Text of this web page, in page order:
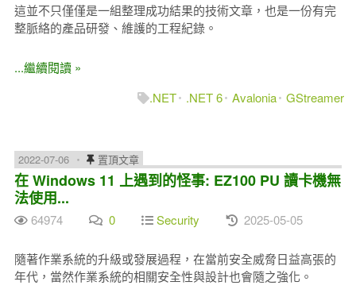
這並不只僅僅是一組整理成功結果的技術文章，也是一份有完
整脈絡的產品研發、維護的工程紀錄。
...繼續閱讀 »
.NET
.NET 6 Avalonia GStreamer
2022-07-06 置頂文章
在 Windows 11 上遇到的怪事: EZ100 PU 讀卡機無
法使用...
64974 0 Security 2025-05-05
隨著作業系統的升級或發展過程，在當前安全威脅日益高張的
年代，當然作業系統的相關安全性與設計也會隨之強化。